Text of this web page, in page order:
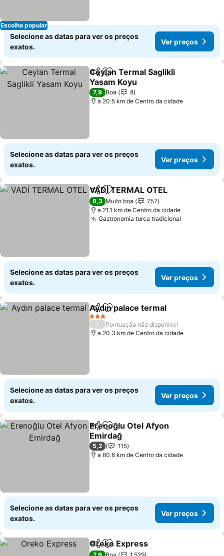
Escolha popular
Selecione as datas para ver os preços
exatos.
Ver preços
PartilharAdicionar aos favoritos
Ceylan Termal Saglikli
Yasam Koyu
7,9 Boa
8
a 20.5 km de Centro da cidade
Selecione as datas para ver os preços
exatos.
Ver preços
PartilharAdicionar aos favoritos
VADİ TERMAL OTEL
8,3 Muito boa
757
a 21.1 km de Centro da cidade
Gastronomia turca tradicional
Selecione as datas para ver os preços
exatos.
Ver preços
PartilharAdicionar aos favoritos
Aydın palace termal
3 Estrelas
/
Pontuação não disponível
a 20.3 km de Centro da cidade
Selecione as datas para ver os preços
exatos.
Ver preços
PartilharAdicionar aos favoritos
Erenoğlu Otel Afyon
Emirdağ
5,2
115
a 60.6 km de Centro da cidade
Selecione as datas para ver os preços
exatos.
Ver preços
PartilharAdicionar aos favoritos
Oreko Express